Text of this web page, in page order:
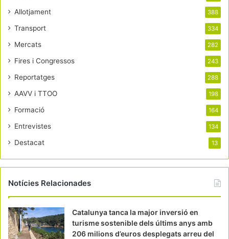
Allotjament 388
Transport 334
Mercats 282
Fires i Congressos 243
Reportatges 288
AAVV i TTOO 198
Formació 164
Entrevistes 134
Destacat 13
Notícies Relacionades
Catalunya tanca la major inversió en
turisme sostenible dels últims anys amb
206 milions d’euros desplegats arreu del